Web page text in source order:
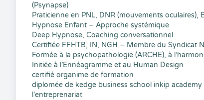
(Psynapse)
Praticienne en PNL, DNR (mouvements oculaires),
Hypnose Enfant – Approche systémique
Deep Hypnose, Coaching conversationnel
Certifiée FFHTB, IN, NGH – Membre du Syndicat
Formée à la psychopathologie (ARCHE), à
Initiée à l’Ennéagramme et au Human Design
certifié organime de formation
diplomée de kedge business school inkip
l'entreprenariat